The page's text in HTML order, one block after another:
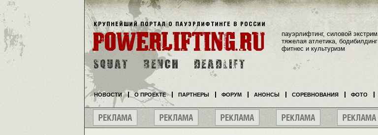
пауэрлифтинг, силовой экстрим
тяжелая атлетика, бодибилдинг
фитнес и культуризм
НОВОСТИ О ПРОЕКТЕ ПАРТНЕРЫ ФОРУМ АНОНСЫ СОРЕВНОВАНИЯ ФОТО